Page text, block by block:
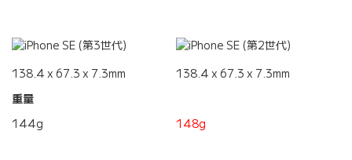
138.4 x 67.3 x 7.3mm
138.4 x 67.3 x 7.3mm
重量
144g
148g